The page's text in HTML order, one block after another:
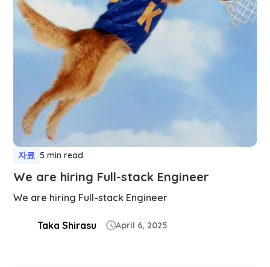
자료 5 min read
We are hiring Full-stack Engineer
We are hiring Full-stack Engineer
Taka Shirasu April 6, 2025